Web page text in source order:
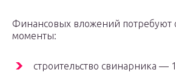
Финансовых вложений потребуют
моменты:
строительство свинарника —